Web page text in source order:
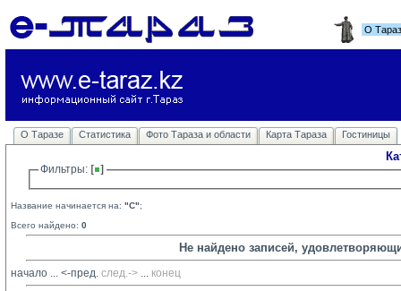
О
О Таразе Статистика Фото Тараза и области Карта Тараза Гостиницы
Фильтры:
Название начинается на: "C";
Всего найдено: 0
Не найдено записей,
начало ... <-пред. след.-> ... конец